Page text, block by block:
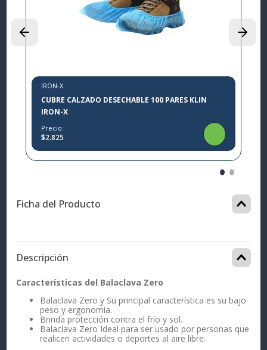
IRON-X
CUBRE CALZADO DESECHABLE 100 PARES KLIN
IRON-X
Precio:
$2.825
Ficha del Producto
Descripción
Características del Balaclava Zero
Balaclava Zero y Su principal característica es su bajo
peso y ergonomía.
Brinda protección contra el frío y sol.
Balaclava Zero Ideal para ser usado por personas que
realicen actividades o deportes al aire libre.